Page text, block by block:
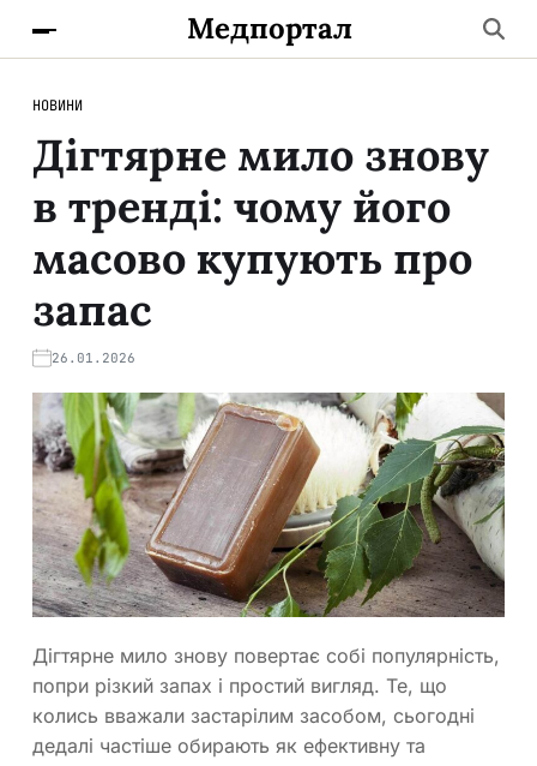
Медпортал
НОВИНИ
Дігтярне мило знову
в тренді: чому його
масово купують про
запас
26.01.2026
Дігтярне мило знову повертає собі популярність,
попри різкий запах і простий вигляд. Те, що
колись вважали застарілим засобом, сьогодні
дедалі частіше обирають як ефективну та